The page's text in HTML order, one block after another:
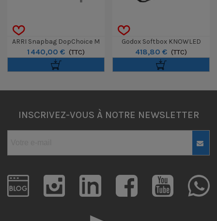
ARRI Snapbag DopChoice M
Pour Orbiter
1 440,00 € (TTC)
Godox Softbox KNOWLED
Parabolic 150cm - Monture G
418,80 € (TTC)
INSCRIVEZ-VOUS À NOTRE NEWSLETTER